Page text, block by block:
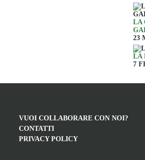
LA
23
LA
7
VUOI COLLABORARE CON NOI?
CONTATTI
PRIVACY POLICY